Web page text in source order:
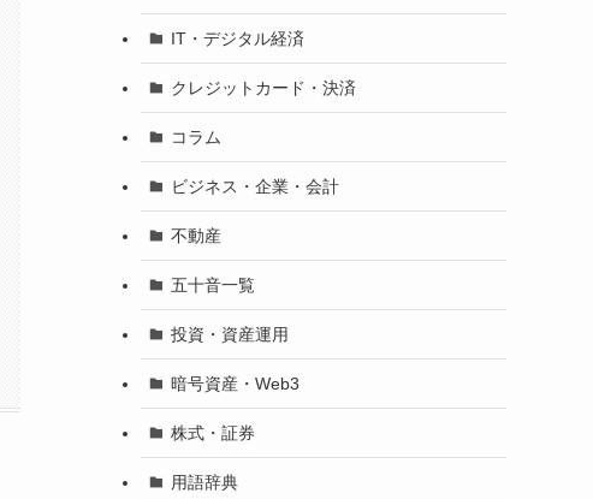
IT・デジタル経済
クレジットカード・決済
コラム
ビジネス・企業・会計
不動産
五十音一覧
投資・資産運用
暗号資産・Web3
株式・証券
用語辞典